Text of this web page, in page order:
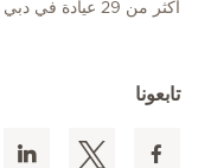
أكثر من 29 عيادة في دبي وأبو ظبي والعين ومنطقة الظفرة.
تابعونا